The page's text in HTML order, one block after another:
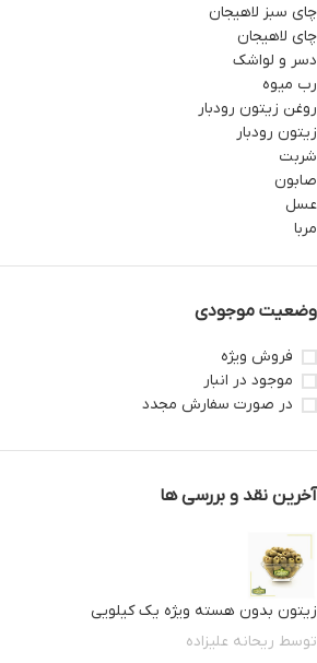
چای سبز لاهیجان
چای لاهیجان
دسر و لواشک
رب میوه
روغن زیتون رودبار
زیتون رودبار
شربت
صابون
عسل
مربا
وضعیت موجودی
فروش ویژه
موجود در انبار
در صورت سفارش مجدد
آخرین نقد و بررسی ها
زیتون بدون هسته ویژه یک کیلویی
توسط ریحانه علیزاده